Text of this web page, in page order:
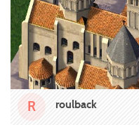
R roulback